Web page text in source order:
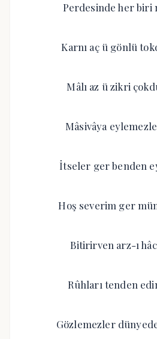
Perdesinde her
Karnı aç ü gönlü
Mâlı az ü zikri
Mâsivâya
İtseler ger benden
Hoş severim ger
Bitirirven arz-ı
Rûhları tenden
Gözlemezler